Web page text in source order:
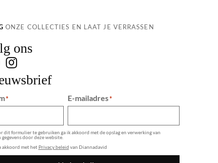
ONZE COLLECTIES EN LAAT JE VERRASSEN
ons
* E-mailadres*
dit formulier te gebruiken ga ik akkoord met de opslag en verwerking van
gegevens door deze website.
akkoord met het Privacy beleid van Diannadavid